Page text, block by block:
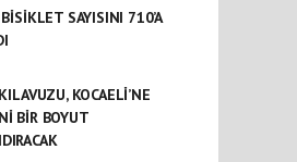
SAYISINI 710’A
KOCAELİ’NE
BİR BOYUT